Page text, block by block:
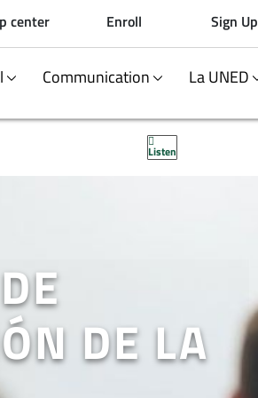
center Enroll Sign Up
Communication La UNED
Listen
DE LA